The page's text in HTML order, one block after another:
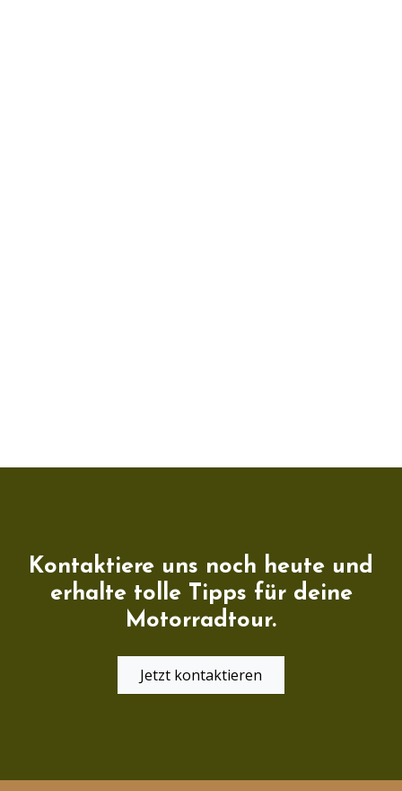
Kontaktiere uns noch heute und
erhalte tolle Tipps für deine
Motorradtour.
Jetzt kontaktieren